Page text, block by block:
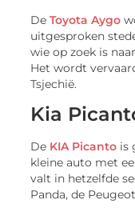
DeToyota Aygo
uitgesproken
wie op zoek is
Het wordt
Tsjechië.
Kia
De KIA Picanto is
kleine auto met
valt in hetzelfde
Panda, de